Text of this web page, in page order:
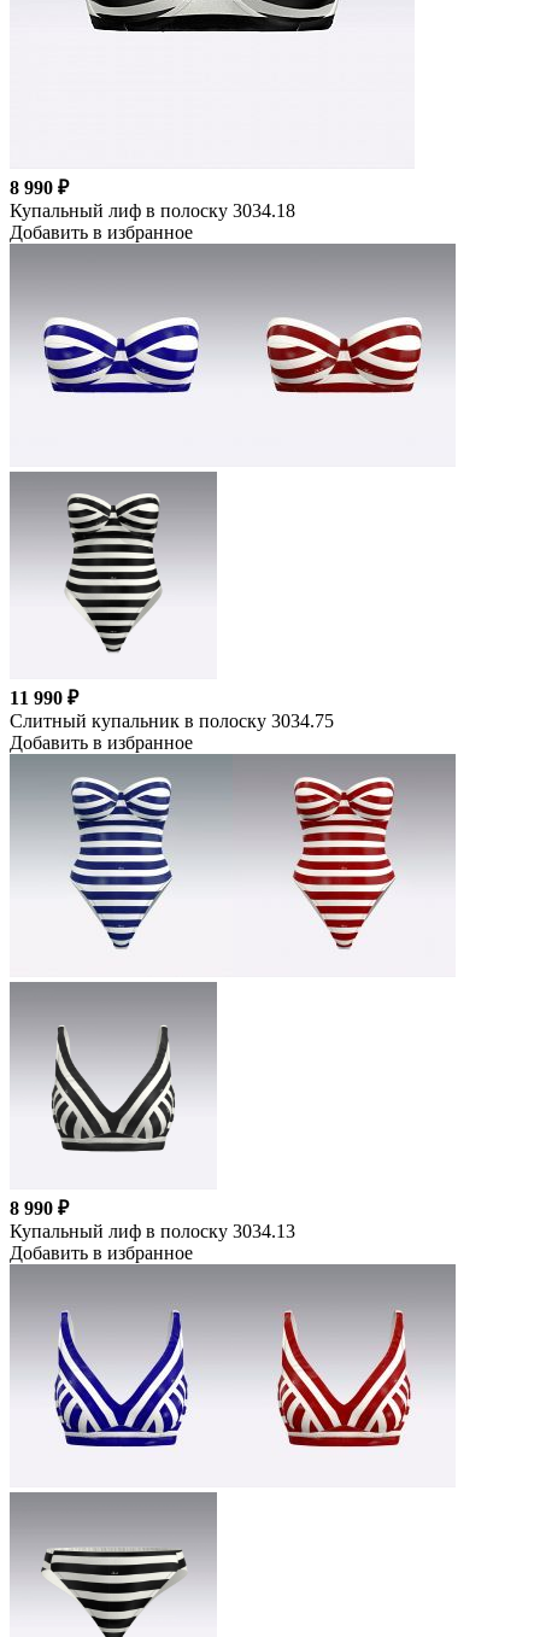
8 990 ₽
Купальный лиф в полоску 3034.18
Добавить в избранное
11 990 ₽
Слитный купальник в полоску 3034.75
Добавить в избранное
8 990 ₽
Купальный лиф в полоску 3034.13
Добавить в избранное